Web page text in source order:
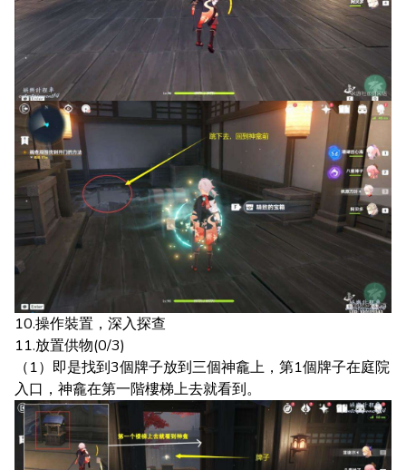
10.操作裝置，深入探查
11.放置供物(0/3)
（1）即是找到3個牌子放到三個神龕上，第1個牌子在庭院
入口，神龕在第一階樓梯上去就看到。